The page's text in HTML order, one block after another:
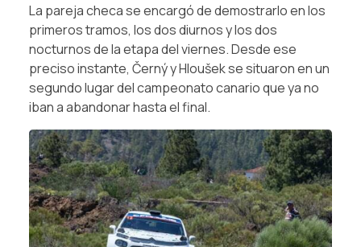
La pareja checa se encargó de demostrarlo en los
primeros tramos, los dos diurnos y los dos
nocturnos de la etapa del viernes. Desde ese
preciso instante, Černý y Hloušek se situaron en un
segundo lugar del campeonato canario que ya no
iban a abandonar hasta el final.